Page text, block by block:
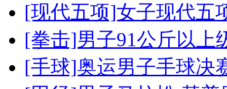
[现代五项]女子现代五
[拳击]男子91公斤以上
[手球]奥运男子手球决